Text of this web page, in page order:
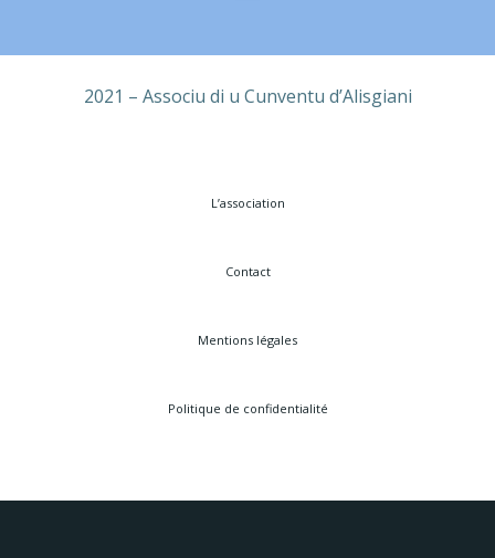
2021 – Associu di u Cunventu d’Alisgiani
L’association
Contact
Mentions légales
Politique de confidentialité